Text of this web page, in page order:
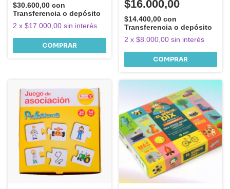
$30.600,00 con
Transferencia o depósito
2 x $17.000,00 sin interés
$16.000,00
$14.400,00 con
Transferencia o depósito
2 x $8.000,00 sin interés